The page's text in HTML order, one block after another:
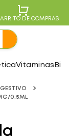
DE COMPRAS
Vitaminas
0.5ML